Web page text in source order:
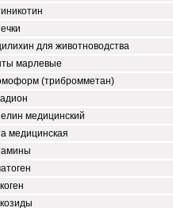
для животноводства
марлевые
(трибромметан)
медицинский
медицинская